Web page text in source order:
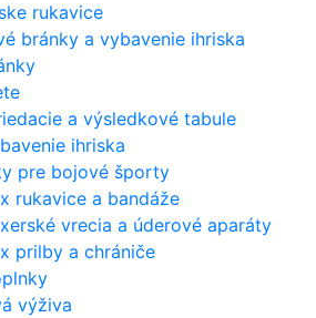
rukavice
bránky a vybavenie ihriska
a výsledkové tabule
ihriska
pre bojové športy
rukavice a bandáže
vrecia a úderové aparáty
prilby a chrániče
výživa